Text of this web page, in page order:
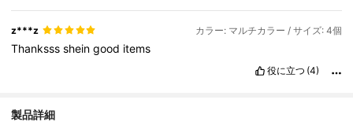
z***z カラー: マルチカラー / サイズ: 4個
Thankssssheingood items
役に立つ (4)
製品詳細